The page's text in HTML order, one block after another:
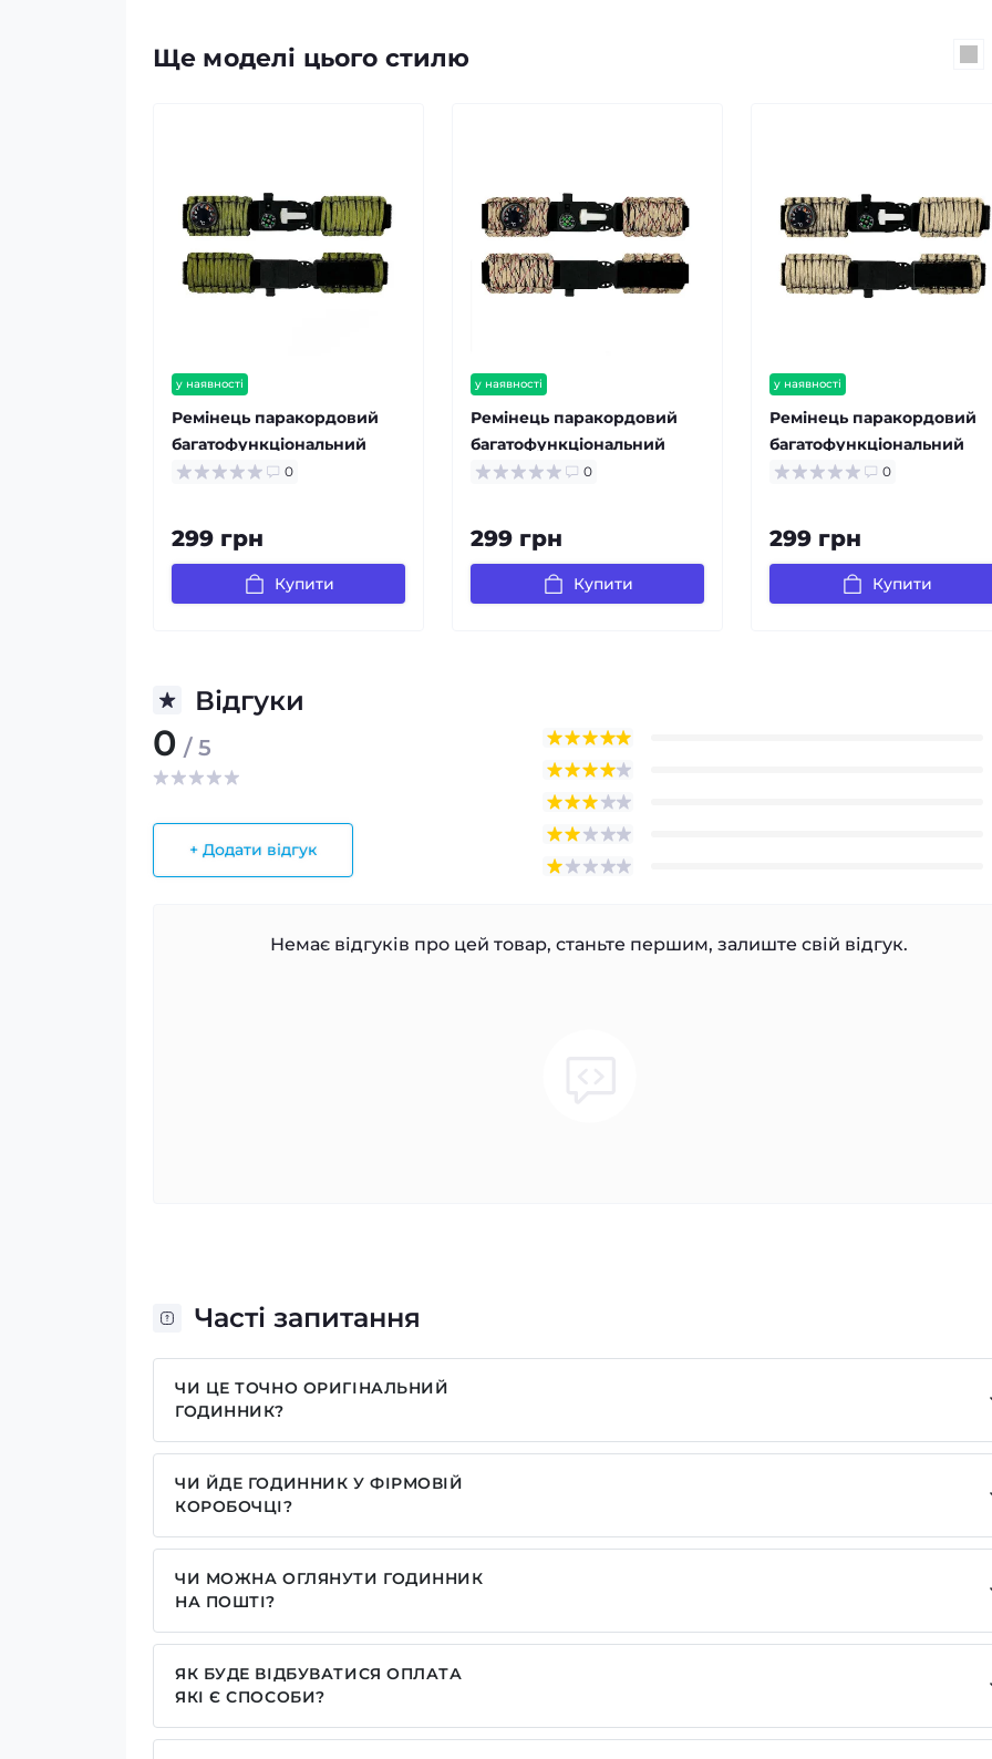
Ще моделі цього стилю
у наявності
Ремінець паракордовий
багатофункціональний
Army Green
0
299 грн
Купити
у наявності
Ремінець паракордовий
багатофункціональний
Desert Camo 0
299 грн
Купити
у наявності
Ремінець паракордовий
багатофункціональний
Khaki
0
299 грн
Купити
Відгуки
0 / 5
+ Додати відгук
Немає відгуків про цей товар, станьте першим, залиште свій відгук.
Часті запитання
ЧИ ЦЕ ТОЧНО ОРИГІНАЛЬНИЙ
ГОДИННИК?
Так, усі годинники у нас лише оригінальні, ми є представником багатьох брендів.
ЧИ ЙДЕ ГОДИННИК У ФІРМОВІЙ
КОРОБОЧЦІ?
Для годинників бренду Casio, Pagani Design, GUARDO та GOODYEAR додаємо фірмові коробочки із
брендовим надписом. Для бренду AWARDER додаємо чорну із тризубом коробочку або
камуфляжну(в залежності класична модель чи спортивна) усі інші моделі відправляємо надійно
моделі годинника. Особливо якщо купляєте годинник на подарунок рекомендуємо подивитись на
наші подарункові коробочки.
ЧИ МОЖНА ОГЛЯНУТИ ГОДИННИК
НА ПОШТІ?
Так у нас дозволений огляд годинників на пошті.
ЯК БУДЕ ВІДБУВАТИСЯ ОПЛАТА
ЯКІ Є СПОСОБИ?
У нас досить широкий вибір способів оплат. Можлива: оплата при отриманні, передплата за